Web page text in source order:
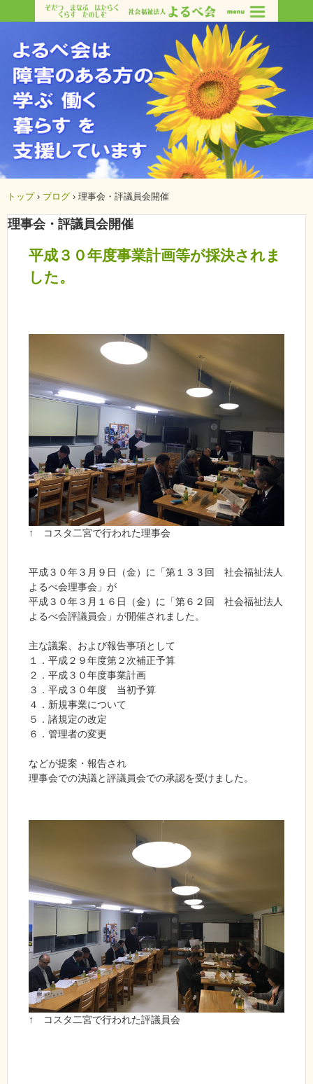
トップ › ブログ › 理事会・評議員会開催
理事会・評議員会開催
平成３０年度事業計画等が採決されま
した。
↑ コスタ二宮で行われた理事会
平成３０年３月９日（金）に「第１３３回 社会福祉法人
よるべ会理事会」が
平成３０年３月１６日（金）に「第６２回 社会福祉法人
よるべ会評議員会」が開催されました。
主な議案、および報告事項として
１．平成２９年度第２次補正予算
２．平成３０年度事業計画
３．平成３０年度 当初予算
４．新規事業について
５．諸規定の改定
６．管理者の変更
などが提案・報告され
理事会での決議と評議員会での承認を受けました。
↑ コスタ二宮で行われた評議員会